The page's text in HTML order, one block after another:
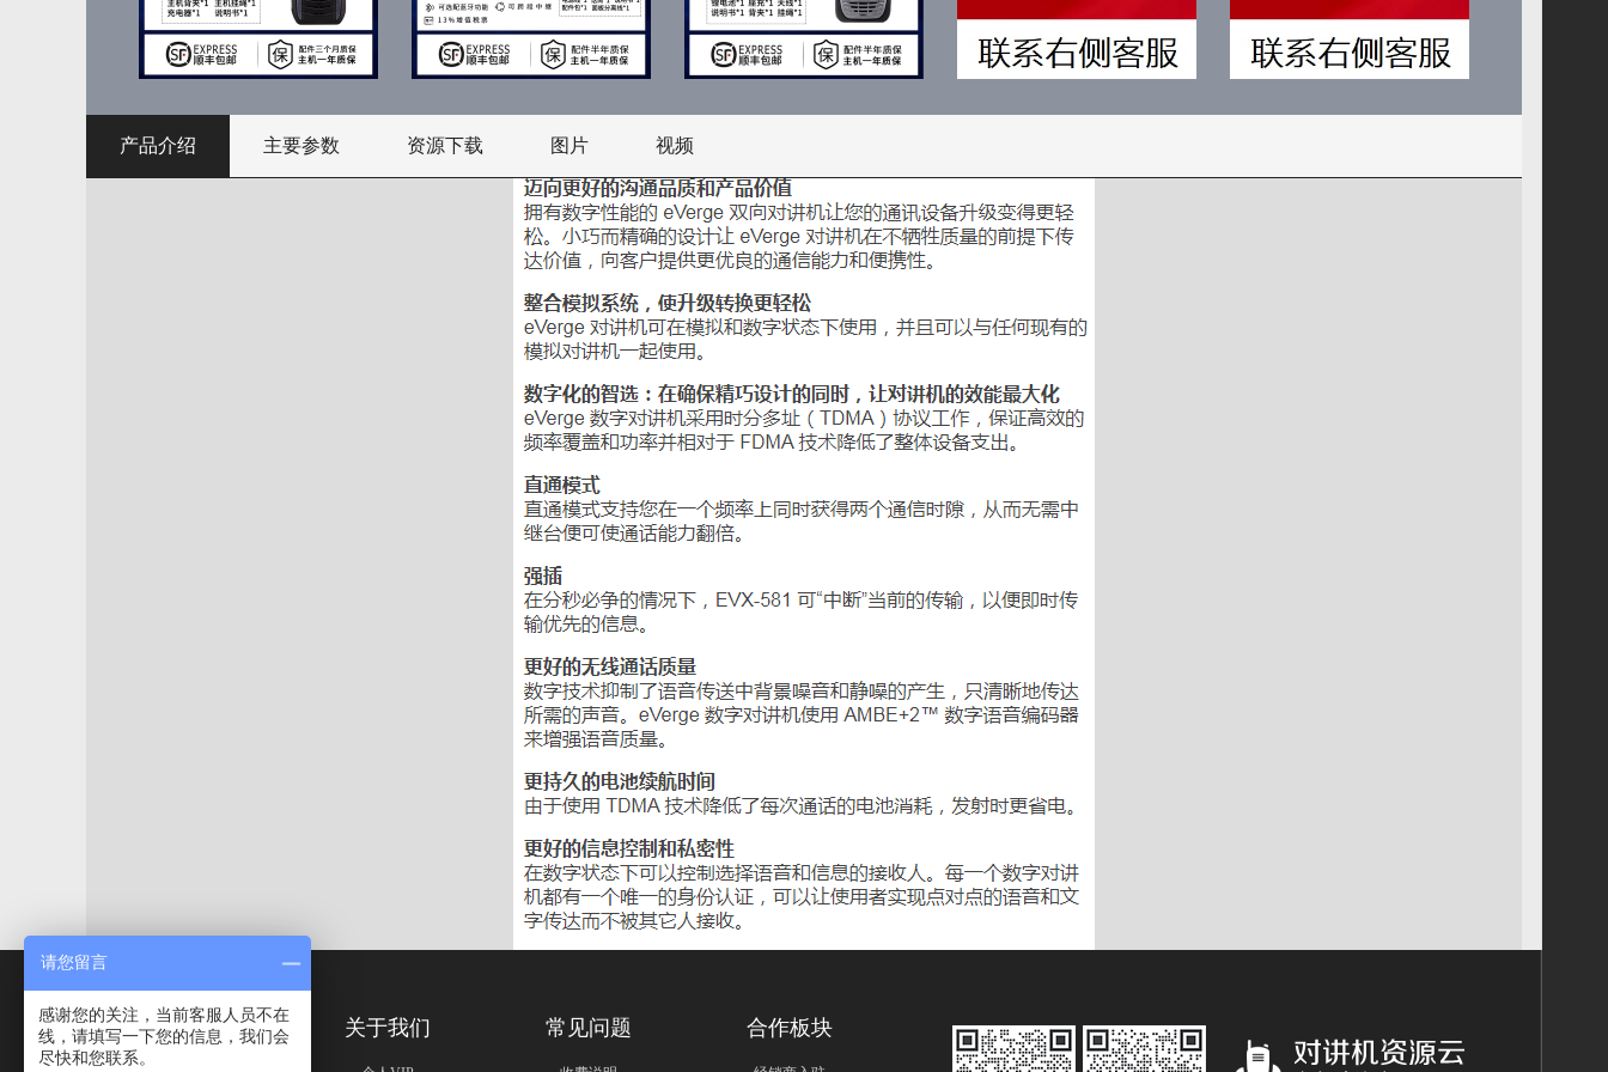
产品介绍 主要参数 资源下载 图片 视频
免责声明 关于我们 常见问题 合作板块
请您留言
感谢您的关注，当前客服人员不在
线，请填写一下您的信息，我们会
尽快和您联系。